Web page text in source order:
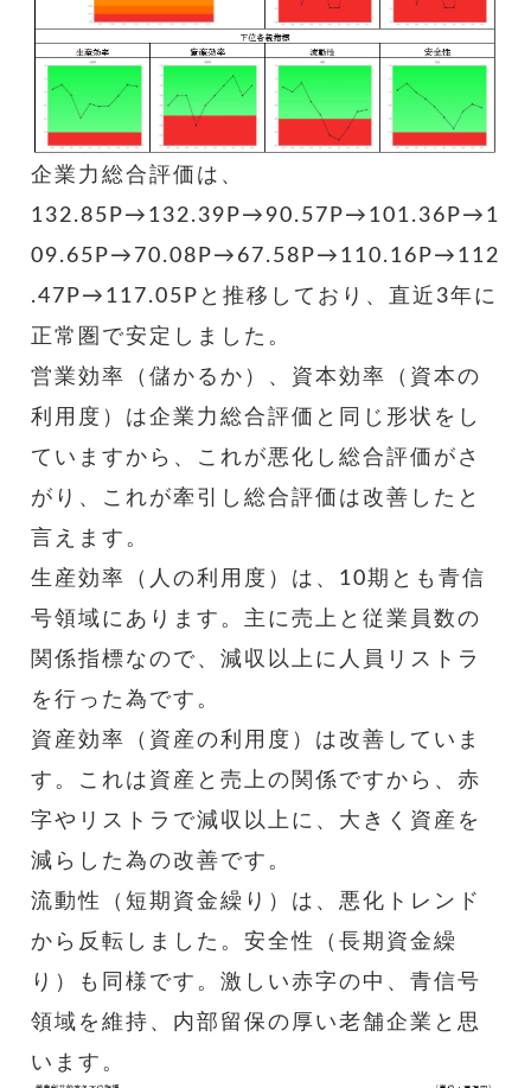
企業力総合評価は、
132.85P→132.39P→90.57P→101.36P→1
09.65P→70.08P→67.58P→110.16P→112
.47P→117.05Pと推移しており、直近3年に
正常圏で安定しました。
営業効率（儲かるか）、資本効率（資本の
利用度）は企業力総合評価と同じ形状をし
ていますから、これが悪化し総合評価がさ
がり、これが牽引し総合評価は改善したと
言えます。
生産効率（人の利用度）は、10期とも青信
号領域にあります。主に売上と従業員数の
関係指標なので、減収以上に人員リストラ
を行った為です。
資産効率（資産の利用度）は改善していま
す。これは資産と売上の関係ですから、赤
字やリストラで減収以上に、大きく資産を
減らした為の改善です。
流動性（短期資金繰り）は、悪化トレンド
から反転しました。安全性（長期資金繰
り）も同様です。激しい赤字の中、青信号
領域を維持、内部留保の厚い老舗企業と思
います。